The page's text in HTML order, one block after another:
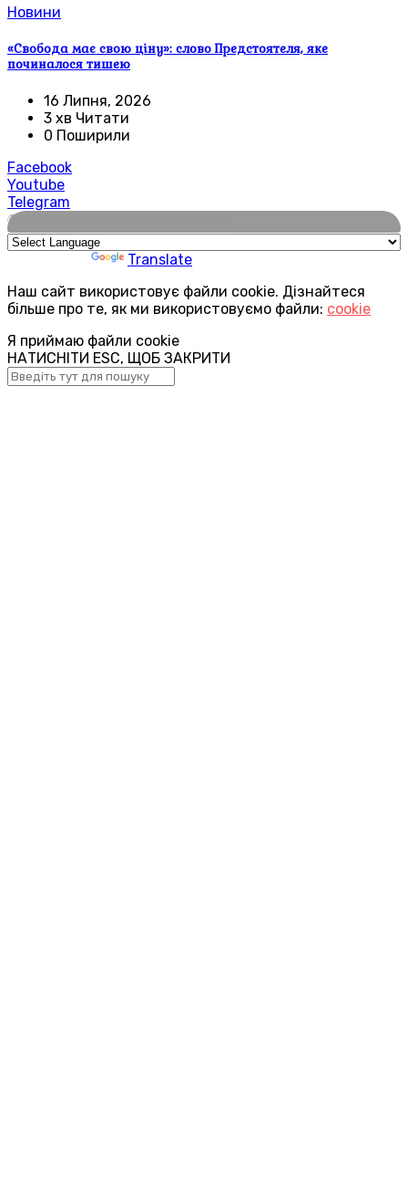
Новини
«Свобода має свою ціну»: слово Предстоятеля, яке
починалося тишею
16 Липня, 2026
3 хв Читати
0 Поширили
Facebook
Youtube
Telegram
🌍
Translate
Наш сайт використовує файли cookie. Дізнайтеся
більше про те, як ми використовуємо файли: cookie
Я приймаю файли cookie
НАТИСНІТИ ESC, ЩОБ ЗАКРИТИ